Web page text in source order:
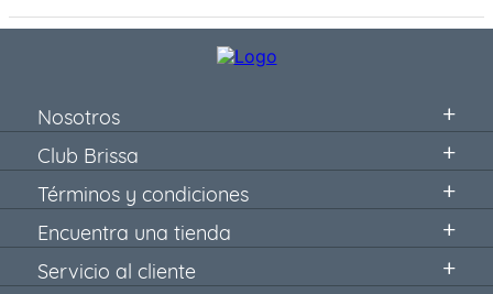
Nosotros
Club Brissa
Términos y condiciones
Encuentra una tienda
Servicio al cliente